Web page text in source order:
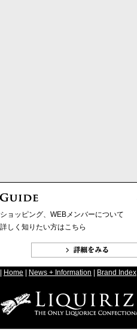
ショッピング、WEBメンバーについて
詳しく知りたい方はこちら
| Home | News + Information | Brand Index